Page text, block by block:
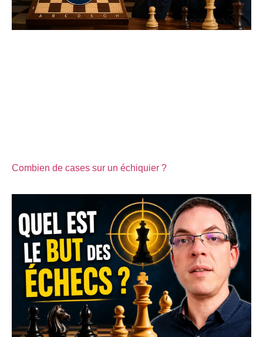
Combien de cases sur un échiquier ?